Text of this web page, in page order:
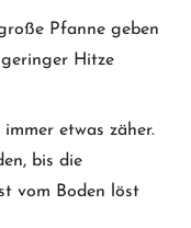
Pfanne geben
Hitze
etwas zäher.
bis die
vom Boden löst